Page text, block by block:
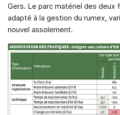
Gers. Le parc matériel des deux
adapté à la gestion du rumex,
nouvel assolement.